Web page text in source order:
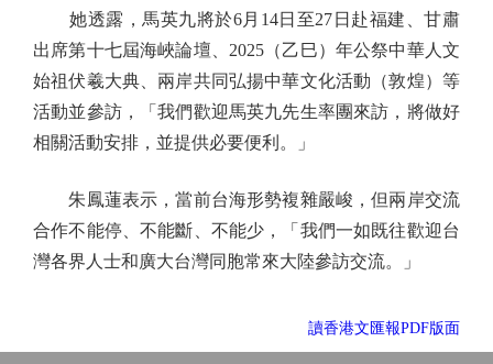
她透露，馬英九將於6月14日至27日赴福建、甘肅
出席第十七屆海峽論壇、2025（乙巳）年公祭中華人文
始祖伏羲大典、兩岸共同弘揚中華文化活動（敦煌）等
活動並參訪，「我們歡迎馬英九先生率團來訪，將做好
相關活動安排，並提供必要便利。」
朱鳳蓮表示，當前台海形勢複雜嚴峻，但兩岸交流
合作不能停、不能斷、不能少，「我們一如既往歡迎台
灣各界人士和廣大台灣同胞常來大陸參訪交流。」
讀香港文匯報PDF版面